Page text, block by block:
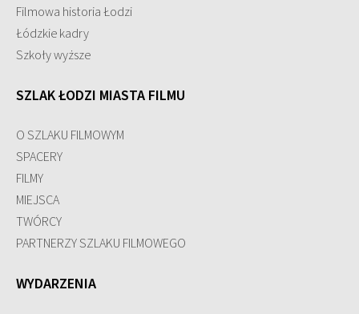
Filmowa historia Łodzi
Łódzkie kadry
Szkoły wyższe
SZLAK ŁODZI MIASTA FILMU
O SZLAKU FILMOWYM
SPACERY
FILMY
MIEJSCA
TWÓRCY
PARTNERZY SZLAKU FILMOWEGO
WYDARZENIA